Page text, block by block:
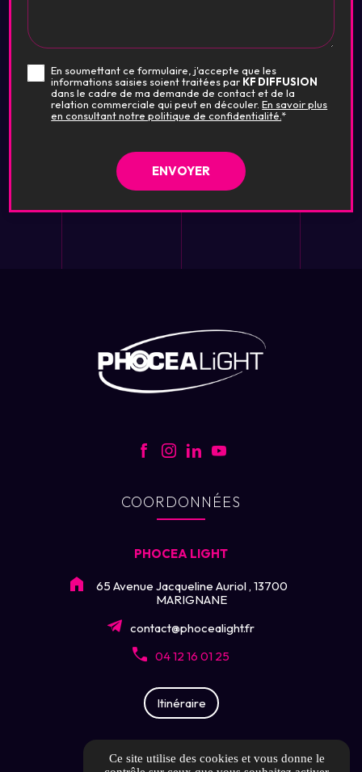
En soumettant ce formulaire, j'accepte que les
informations saisies soient traitées par KF DIFFUSION
dans le cadre de ma demande de contact et de la
relation commerciale qui peut en découler.En savoir plus
en consultant notre politique de confidentialité. *
COORDONNÉES
PHOCEA LIGHT
65 Avenue Jacqueline Auriol , 13700
MARIGNANE
contact@phocealight.fr
04 12 16 01 25
Itinéraire
LIENS UTILES
Ce site utilise des cookies et vous donne le